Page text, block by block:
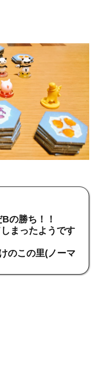
の勝ち！！
まったようです
のこの里(ノーマ